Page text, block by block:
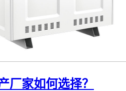
厂家如何选择？